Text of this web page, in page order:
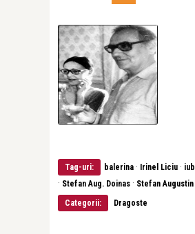
Tag-uri: balerina · Irinel Liciu ·
· Stefan Aug. Doinas · Stefan Augustin
Categorii:
Dragoste